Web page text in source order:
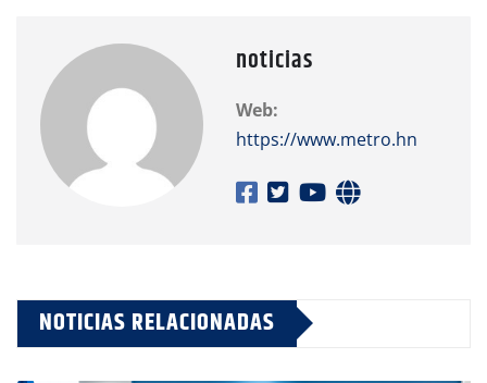
noticias
Web:
https://www.metro.hn
NOTICIAS RELACIONADAS